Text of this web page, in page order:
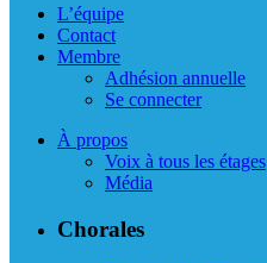
L’équipe
Contact
Membre
Adhésion annuelle
Se connecter
À propos
Voix à tous les étages
Média
Chorales